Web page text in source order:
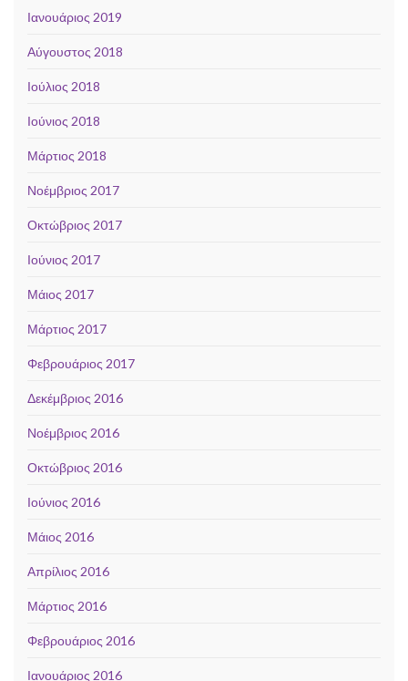
Ιανουάριος 2019
Αύγουστος 2018
Ιούλιος 2018
Ιούνιος 2018
Μάρτιος 2018
Νοέμβριος 2017
Οκτώβριος 2017
Ιούνιος 2017
Μάιος 2017
Μάρτιος 2017
Φεβρουάριος 2017
Δεκέμβριος 2016
Νοέμβριος 2016
Οκτώβριος 2016
Ιούνιος 2016
Μάιος 2016
Απρίλιος 2016
Μάρτιος 2016
Φεβρουάριος 2016
Ιανουάριος 2016